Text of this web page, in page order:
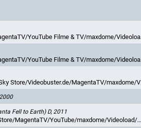
YouTube Filme & TV/maxdome/Videoload/Rakuten TV
YouTube Filme & TV/maxdome/Videoload/Rakuten TV
MagentaTV/maxdome/Videoload/Rakuten TV
Fell to Earth) D, 2011
YouTube/maxdome/Videoload/Netzkino/Rakuten TV